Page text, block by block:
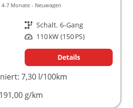
7 Monate Neuwagen
Getriebe Schalt. 6-Gang
Leistung 110 kW (150 PS)
Details
7,30 l/100km
191,00 g/km